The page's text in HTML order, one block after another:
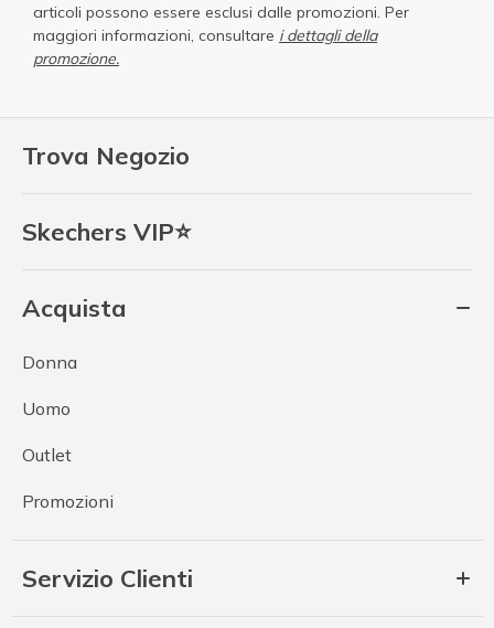
Trova Negozio
Skechers VIP⭐
Acquista
Donna
Uomo
Outlet
Promozioni
Servizio Clienti
articoli possono essere esclusi dalle promozioni. Per
maggiori informazioni, consultare i dettagli della
promozione.